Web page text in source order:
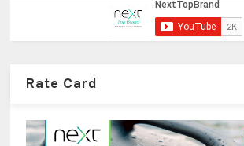
Rate Card